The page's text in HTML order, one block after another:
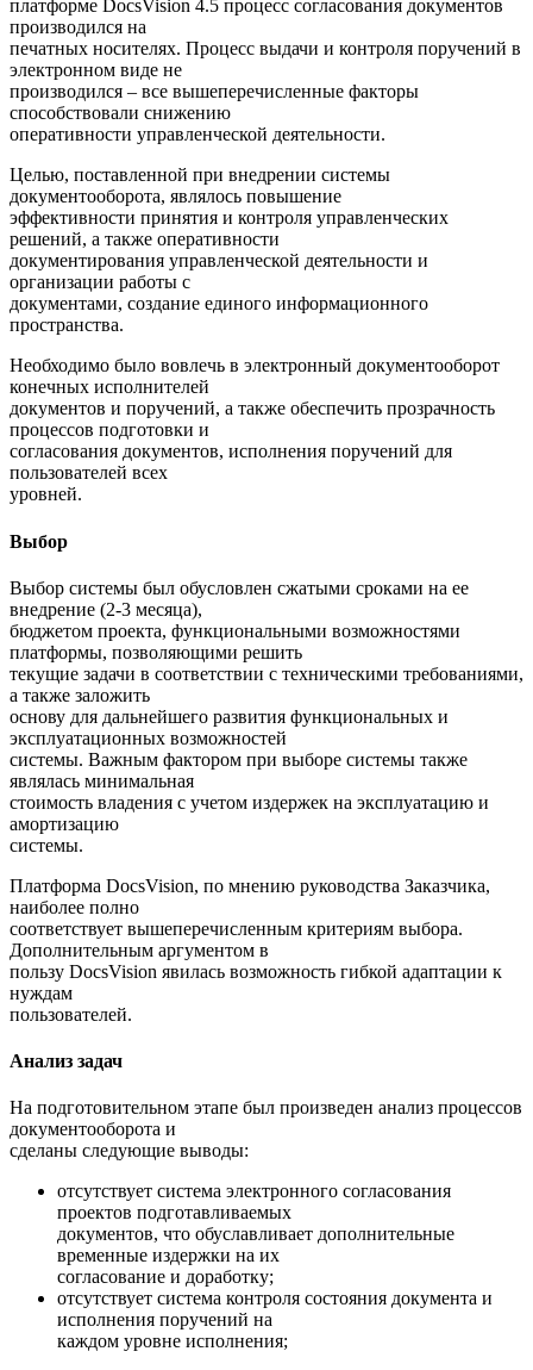
платформе DocsVision 4.5 процесс согласования документов
производился на
печатных носителях. Процесс выдачи и контроля поручений в
электронном виде не
производился – все вышеперечисленные факторы
способствовали снижению
оперативности управленческой деятельности.
Целью, поставленной при внедрении системы
документооборота, являлось повышение
эффективности принятия и контроля управленческих
решений, а также оперативности
документирования управленческой деятельности и
организации работы с
документами, создание единого информационного
пространства.
Необходимо было вовлечь в электронный документооборот
конечных исполнителей
документов и поручений, а также обеспечить прозрачность
процессов подготовки и
согласования документов, исполнения поручений для
пользователей всех
уровней.
Выбор
Выбор системы был обусловлен сжатыми сроками на ее
внедрение (2-3 месяца),
бюджетом проекта, функциональными возможностями
платформы, позволяющими решить
текущие задачи в соответствии с техническими требованиями,
а также заложить
основу для дальнейшего развития функциональных и
эксплуатационных возможностей
системы. Важным фактором при выборе системы также
являлась минимальная
стоимость владения с учетом издержек на эксплуатацию и
амортизацию
системы.
Платформа DocsVision, по мнению руководства Заказчика,
наиболее полно
соответствует вышеперечисленным критериям выбора.
Дополнительным аргументом в
пользу DocsVision явилась возможность гибкой адаптации к
нуждам
пользователей.
Анализ задач
На подготовительном этапе был произведен анализ процессов
документооборота и
сделаны следующие выводы:
отсутствует система электронного согласования
проектов подготавливаемых
документов, что обуславливает дополнительные
временные издержки на их
согласование и доработку;
отсутствует система контроля состояния документа и
исполнения поручений на
каждом уровне исполнения;